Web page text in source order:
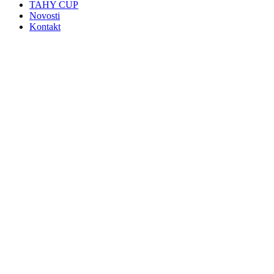
TAHY CUP
Novosti
Kontakt